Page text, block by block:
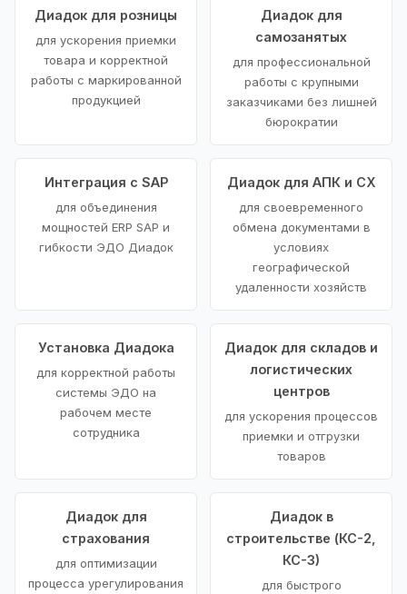
Диадок для розницы
для ускорения приемки
товара и корректной
работы с маркированной
продукцией
Диадок для
самозанятых
для профессиональной
работы с крупными
заказчиками без лишней
бюрократии
Интеграция с SAP
для объединения
мощностей ERP SAP и
гибкости ЭДО Диадок
Диадок для АПК и СХ
для своевременного
обмена документами в
условиях
географической
удаленности хозяйств
Установка Диадока
для корректной работы
системы ЭДО на
рабочем месте
сотрудника
Диадок для складов и
логистических
центров
для ускорения процессов
приемки и отгрузки
товаров
Диадок для
страхования
для оптимизации
процесса урегулирования
Диадок в
строительстве (КС-2,
КС-3)
для быстрого